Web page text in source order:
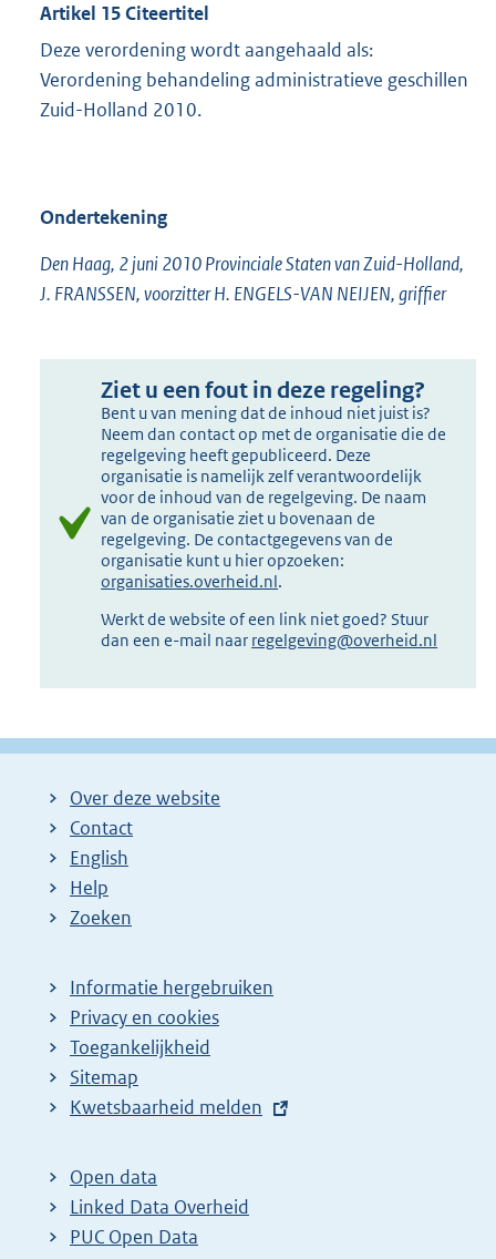
Artikel 15 Citeertitel
Deze verordening wordt aangehaald als:
Verordening behandeling administratieve geschillen
Zuid-Holland 2010.
Ondertekening
Den Haag, 2 juni 2010 Provinciale Staten van Zuid-Holland,
J. FRANSSEN, voorzitter H. ENGELS-VAN NEIJEN, griffier
Ziet u een fout in deze regeling?
Bent u van mening dat de inhoud niet juist is?
Neem dan contact op met de organisatie die de
regelgeving heeft gepubliceerd. Deze
organisatie is namelijk zelf verantwoordelijk
voor de inhoud van de regelgeving. De naam
van de organisatie ziet u bovenaan de
regelgeving. De contactgegevens van de
organisatie kunt u hier opzoeken:
organisaties.overheid.nl.
Werkt de website of een link niet goed? Stuur
dan een e-mail naar regelgeving@overheid.nl
Over deze website
Contact
English
Help
Zoeken
Informatie hergebruiken
Privacy en cookies
Toegankelijkheid
Sitemap
E
t
e
r
Kwetsbaarheid melden
Open data
Linked Data Overheid
PUC Open Data